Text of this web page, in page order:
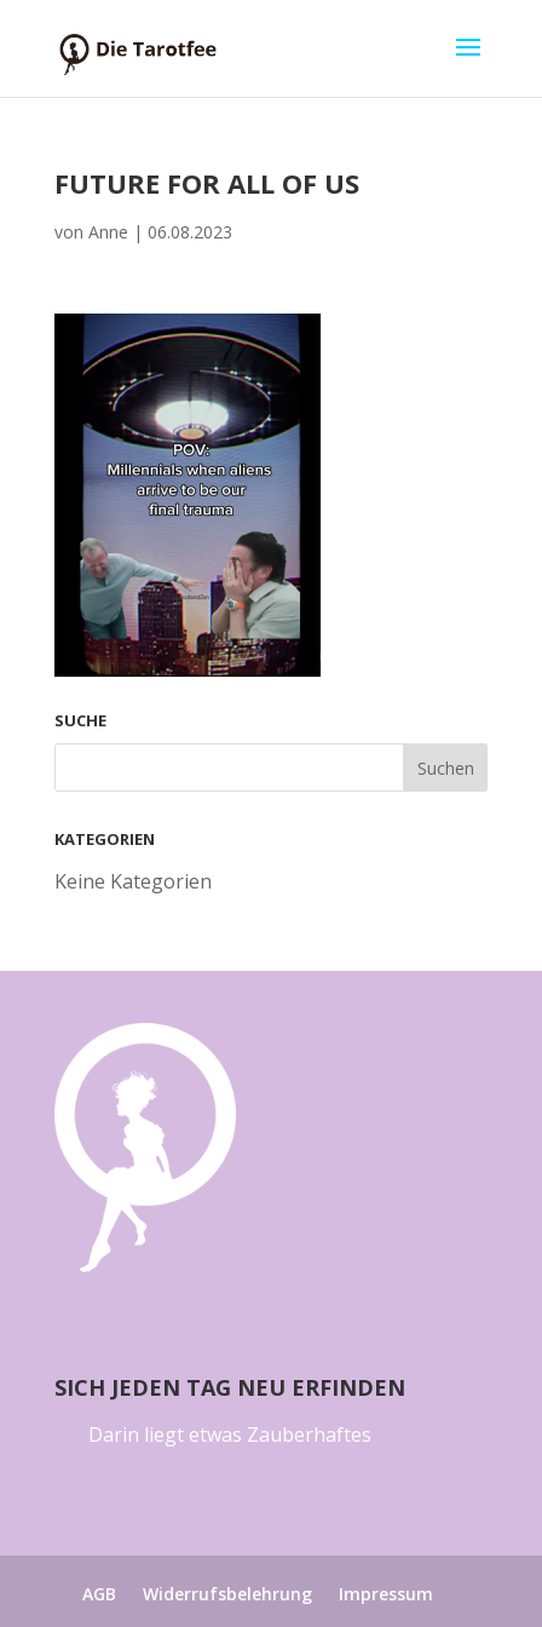
FUTURE FOR ALL OF US
von Anne | 06.08.2023
SUCHE
KATEGORIEN
Keine Kategorien
SICH JEDEN TAG NEU ERFINDEN
Darin liegt etwas Zauberhaftes
AGB Widerrufsbelehrung
Impressum